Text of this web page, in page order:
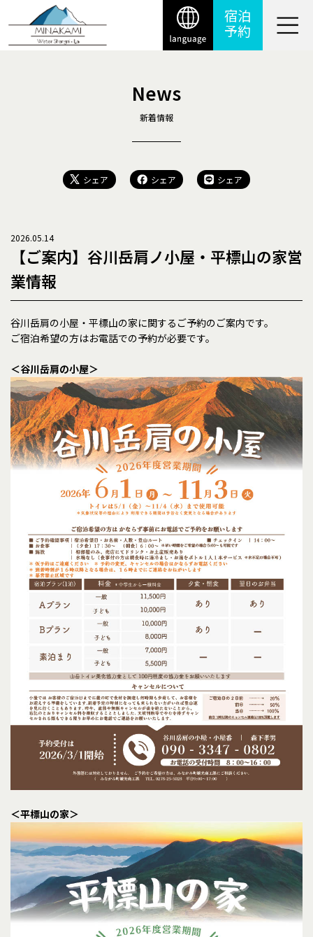
宿泊
予約
News
新着情報
シェア シェア シェア
【ご案内】谷川岳肩ノ小屋・平標山の家営
業情報
2026.05.14
谷川岳肩の小屋・平標山の家に関するご予約のご案内です。
ご宿泊希望の方はお電話での予約が必要です。
＜谷川岳肩の小屋＞
＜平標山の家＞